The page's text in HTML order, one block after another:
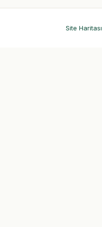
Site Haritası